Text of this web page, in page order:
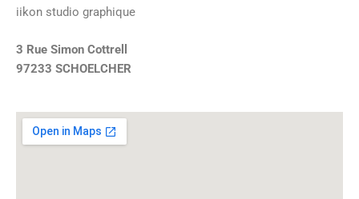
iikon studio graphique
3 Rue Simon Cottrell
97233 SCHOELCHER